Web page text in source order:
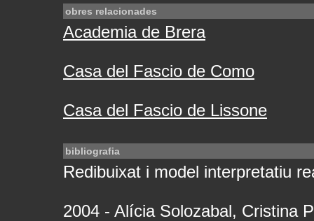
obres relacionades
Academia de Brera
Casa del Fascio de Como
Casa del Fascio de Lissone
bibliografia
Redibuixat i model interpretatiu
2004 - Alícia Solozabal, Cristina